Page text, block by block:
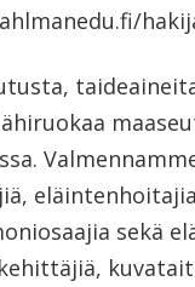
sekä